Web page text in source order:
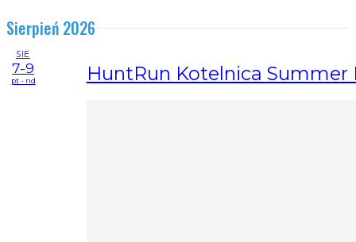
Sierpień 2026
SIE
7-9
pt - nd HuntRun Kotelnica Summer